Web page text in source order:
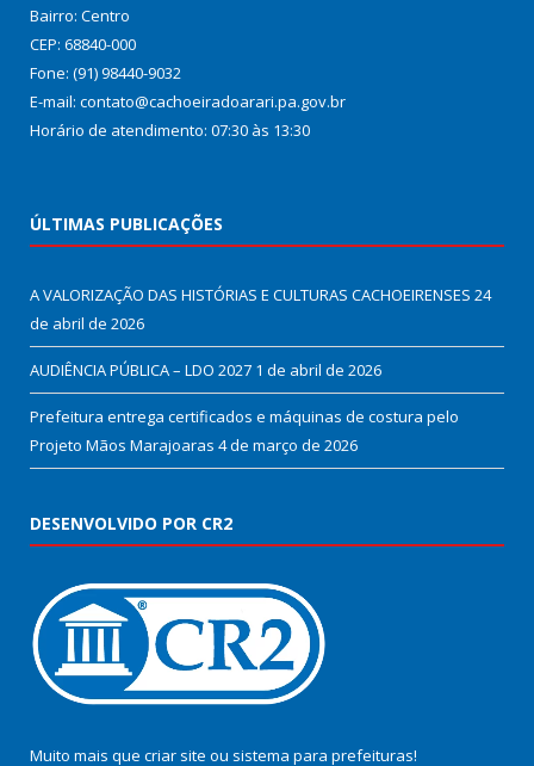
Bairro: Centro
CEP: 68840-000
Fone: (91) 98440-9032
E-mail: contato@cachoeiradoarari.pa.gov.br
Horário de atendimento: 07:30 às 13:30
ÚLTIMAS PUBLICAÇÕES
A VALORIZAÇÃO DAS HISTÓRIAS E CULTURAS CACHOEIRENSES 24
de abril de 2026
AUDIÊNCIA PÚBLICA – LDO 2027 1 de abril de 2026
Prefeitura entrega certificados e máquinas de costura pelo
Projeto Mãos Marajoaras 4 de março de 2026
DESENVOLVIDO POR CR2
Muito mais que criar site ou sistema para prefeituras!